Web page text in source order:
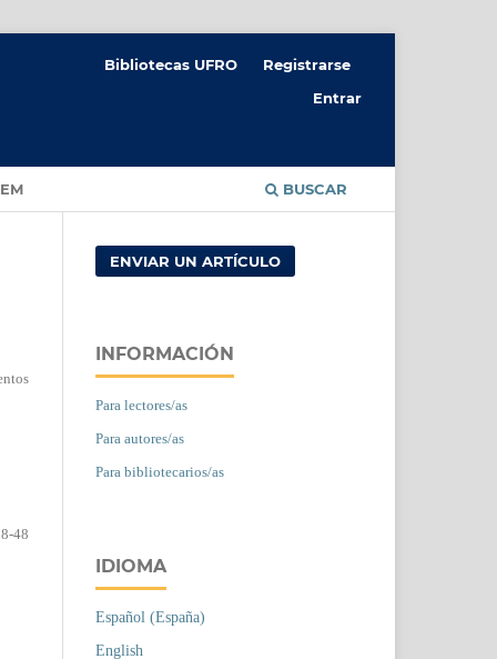
BUSCAR
Bibliotecas UFRO
Registrarse
Entrar
48
ENVIAR UN ARTÍCULO
INFORMACIÓN
Para lectores/as
Para autores/as
Para bibliotecarios/as
IDIOMA
Español (España)
English